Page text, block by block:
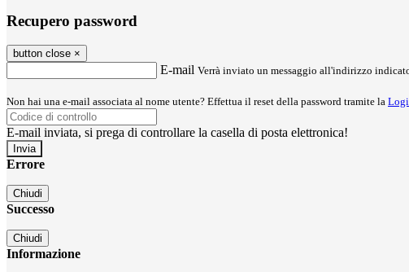
Recupero password
button close ×
E-mail Verrà inviato un messaggio all'indirizzo
Non hai una e-mail associata al nome utente? Effettua il reset della password tramite la
E-mail inviata, si prega di controllare la casella di posta elettronica!
Errore
Chiudi
Successo
Chiudi
Informazione